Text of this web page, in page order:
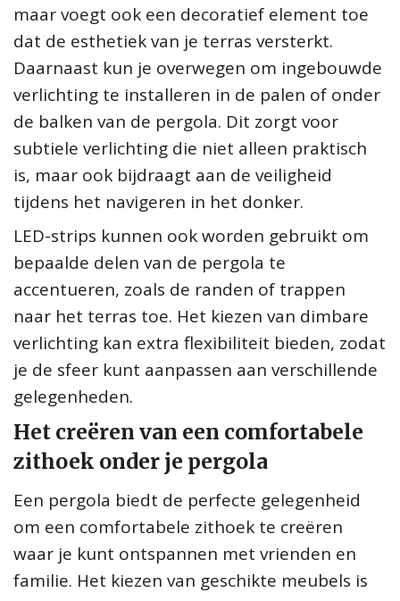
maar voegt ook een decoratief element toe
dat de esthetiek van je terras versterkt.
Daarnaast kun je overwegen om ingebouwde
verlichting te installeren in de palen of onder
de balken van de pergola. Dit zorgt voor
subtiele verlichting die niet alleen praktisch
is, maar ook bijdraagt aan de veiligheid
tijdens het navigeren in het donker.
LED-strips kunnen ook worden gebruikt om
bepaalde delen van de pergola te
accentueren, zoals de randen of trappen
naar het terras toe. Het kiezen van dimbare
verlichting kan extra flexibiliteit bieden, zodat
je de sfeer kunt aanpassen aan verschillende
gelegenheden.
Het creëren van een comfortabele
zithoek onder je pergola
Een pergola biedt de perfecte gelegenheid
om een comfortabele zithoek te creëren
waar je kunt ontspannen met vrienden en
familie. Het kiezen van geschikte meubels is